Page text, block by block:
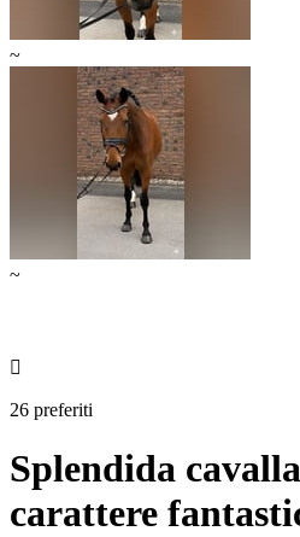
~
~

26 preferiti
Splendida
carattere